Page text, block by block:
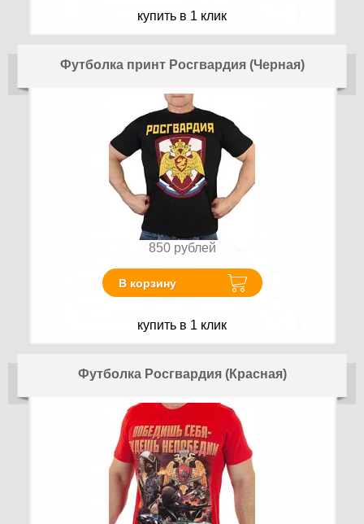
купить в 1 клик
Футболка принт Росгвардия (Черная)
850 рублей
В корзину
купить в 1 клик
Футболка Росгвардия (Красная)